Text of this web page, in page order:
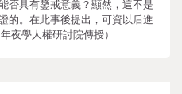
否具有鑒戒意義？顯然，這不是
的。在此事後提出，可資以后進
夜學人權研討院傳授）